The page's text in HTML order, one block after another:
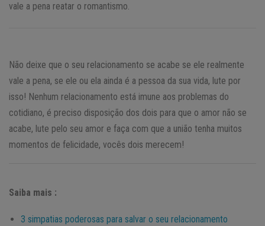
vale a pena reatar o romantismo.
Não deixe que o seu relacionamento se acabe se ele realmente
vale a pena, se ele ou ela ainda é a pessoa da sua vida, lute por
isso! Nenhum relacionamento está imune aos problemas do
cotidiano, é preciso disposição dos dois para que o amor não se
acabe, lute pelo seu amor e faça com que a união tenha muitos
momentos de felicidade, vocês dois merecem!
Saiba mais :
3 simpatias poderosas para salvar o seu relacionamento